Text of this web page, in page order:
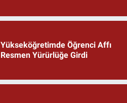
Yükseköğretimde Öğrenci Affı
Resmen Yürürlüğe Girdi